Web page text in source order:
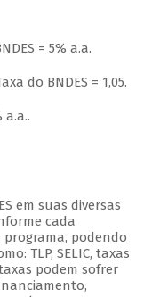
= 5% a.a.
do BNDES = 1,05.
a.a..
em suas diversas
cada
podendo
TLP, SELIC, taxas
podem sofrer